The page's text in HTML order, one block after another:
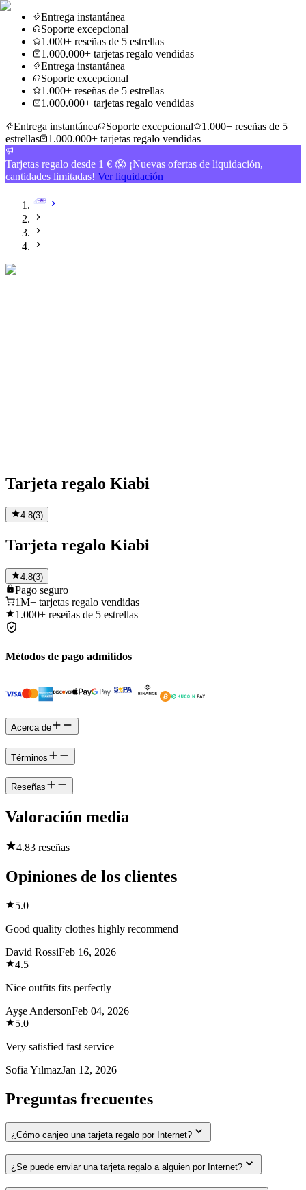
Entrega instantánea
Soporte excepcional
1.000+ reseñas de 5 estrellas
1.000.000+ tarjetas regalo vendidas
Entrega instantánea
Soporte excepcional
1.000+ reseñas de 5 estrellas
1.000.000+ tarjetas regalo vendidas
Entrega instantánea
Soporte excepcional
1.000+ reseñas de 5
estrellas
1.000.000+ tarjetas regalo vendidas
Tarjetas regalo desde 1 € 😱 ¡Nuevas ofertas de liquidación,
cantidades limitadas! Ver liquidación
Tarjeta regalo Kiabi
4.8(3)
Tarjeta regalo Kiabi
4.8(3)
Pago seguro
1M+ tarjetas regalo vendidas
1.000+ reseñas de 5 estrellas
Métodos de pago admitidos
Acerca de
Términos
Reseñas
Valoración media
4.83 reseñas
Opiniones de los clientes
5.0
Good quality clothes highly recommend
David RossiFeb 16, 2026
4.5
Nice outfits fits perfectly
Ayşe AndersonFeb 04, 2026
5.0
Very satisfied fast service
Sofia YılmazJan 12, 2026
Preguntas frecuentes
¿Cómo canjeo una tarjeta regalo por Internet?
¿Se puede enviar una tarjeta regalo a alguien por Internet?